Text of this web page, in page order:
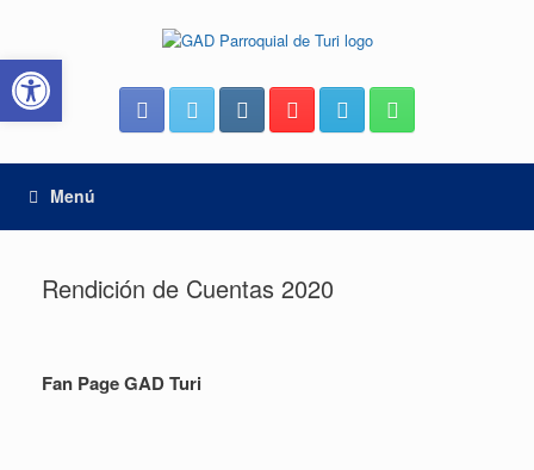
contenido
Menú
Rendición de Cuentas 2020
Fan Page GAD Turi
Abrir barra de herramientas